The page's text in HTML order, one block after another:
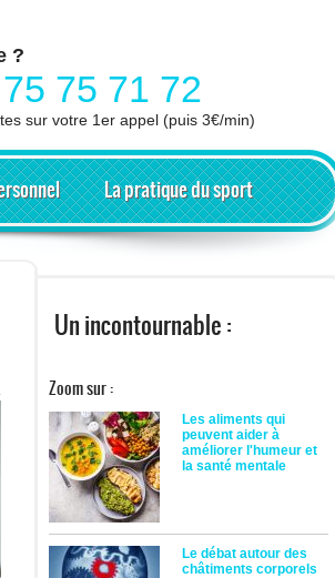
?
75 71 72
sur votre 1er appel (puis 3€/min)
La pratique du sport
Un incontournable :
Zoom sur :
Les aliments qui
peuvent aider à
améliorer l'humeur et
la santé mentale
Le débat autour des
châtiments corporels